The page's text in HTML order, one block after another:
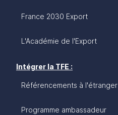
France 2030 Export
L'Académie de l'Export
Intégrer la TFE :
Référencements à l'étranger
Programme ambassadeur